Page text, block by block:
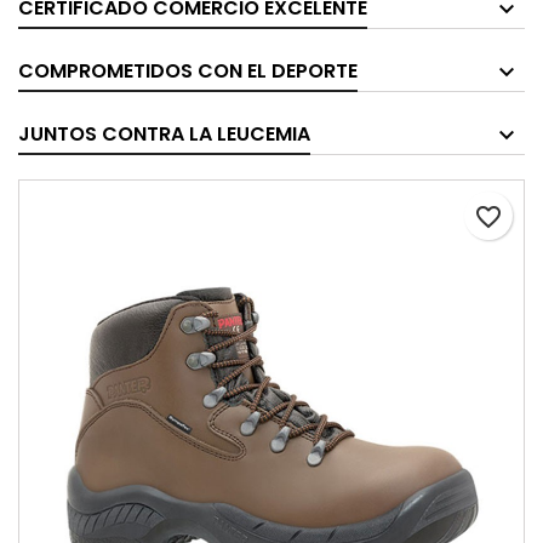
CERTIFICADO COMERCIO EXCELENTE
COMPROMETIDOS CON EL DEPORTE
JUNTOS CONTRA LA LEUCEMIA
favorite_border